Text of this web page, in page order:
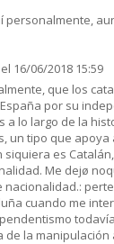
personalmente,
el 16/06/2018 15:59
que los
por su
a lo largo de la
un tipo que
es
Me dejø
nacionalidad.:
cuando me
de la